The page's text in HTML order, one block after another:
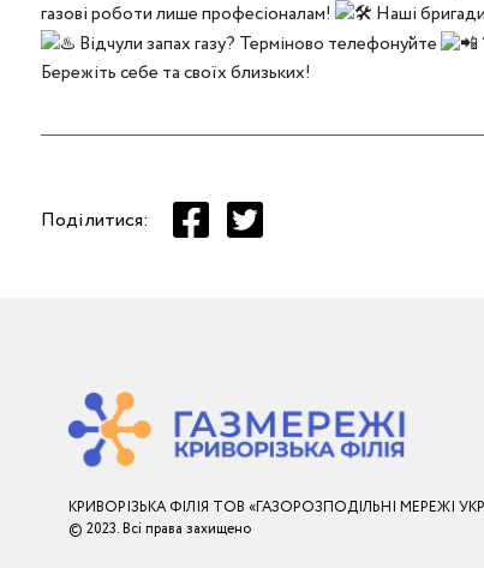
газові роботи лише професіоналам!
Наші
Відчули запах газу? Терміново телефонуйте
Бережіть себе та своїх близьких!
Поділитися:
КРИВОРІЗЬКА ФІЛІЯ ТОВ «ГАЗОРОЗПОДІЛЬНІ МЕРЕЖІ
© 2023. Всі права захищено